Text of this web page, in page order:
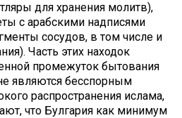
для хранения молитв),
с арабскими надписями
сосудов, в том числе и
Часть этих находок
промежуток бытования
являются бесспорным
распространения ислама,
что Булгария как минимум